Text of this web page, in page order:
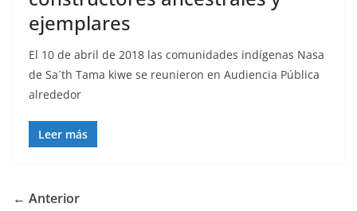
ejemplares
El 10 de abril de 2018 las comunidades indígenas Nasa
de Sa´th Tama kiwe se reunieron en Audiencia Pública
alrededor
Leer más
← Anterior